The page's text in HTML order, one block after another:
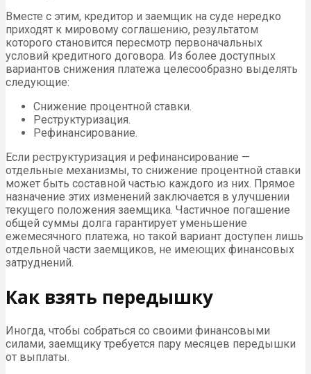
Вместе с этим, кредитор и заемщик на суде нередко
приходят к мировому соглашению, результатом
которого становится пересмотр первоначальных
условий кредитного договора. Из более доступных
вариантов снижения платежа целесообразно выделять
следующие:
Снижение процентной ставки.
Реструктуризация.
Рефинансирование.
Если реструктуризация и рефинансирование —
отдельные механизмы, то снижение процентной ставки
может быть составной частью каждого из них. Прямое
назначение этих изменений заключается в улучшении
текущего положения заемщика. Частичное погашение
общей суммы долга гарантирует уменьшение
ежемесячного платежа, но такой вариант доступен лишь
отдельной части заемщиков, не имеющих финансовых
затруднений.
Как взять передышку
Иногда, чтобы собраться со своими финансовыми
силами, заемщику требуется пару месяцев передышки
от выплаты.